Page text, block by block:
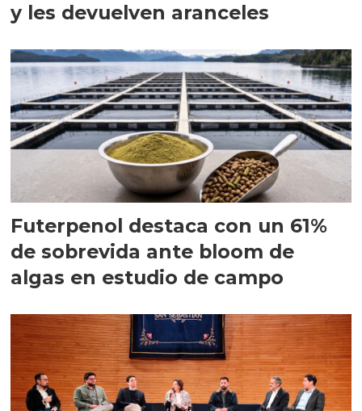
y les devuelven aranceles
Futerpenol destaca con un 61%
de sobrevida ante bloom de
algas en estudio de campo